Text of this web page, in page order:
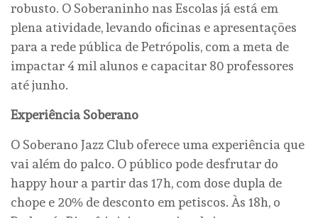
robusto. O Soberaninho nas Escolas já está em
plena atividade, levando oficinas e apresentações
para a rede pública de Petrópolis, com a meta de
impactar 4 mil alunos e capacitar 80 professores
até junho.
Experiência Soberano
O Soberano Jazz Club oferece uma experiência que
vai além do palco. O público pode desfrutar do
happy hour a partir das 17h, com dose dupla de
chope e 20% de desconto em petiscos. Às 18h, o